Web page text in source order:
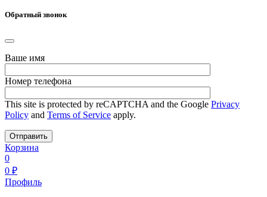
Обратный звонок
Ваше имя
Номер телефона
This site is protected by reCAPTCHA and the Google Privacy
Policy and Terms of Service apply.
Корзина
0
0 ₽
Профиль